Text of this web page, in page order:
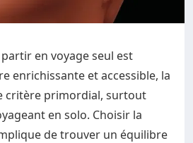
en voyage seul est
enrichissante et accessible, la
critère primordial, surtout
en solo. Choisir la
de trouver un équilibre